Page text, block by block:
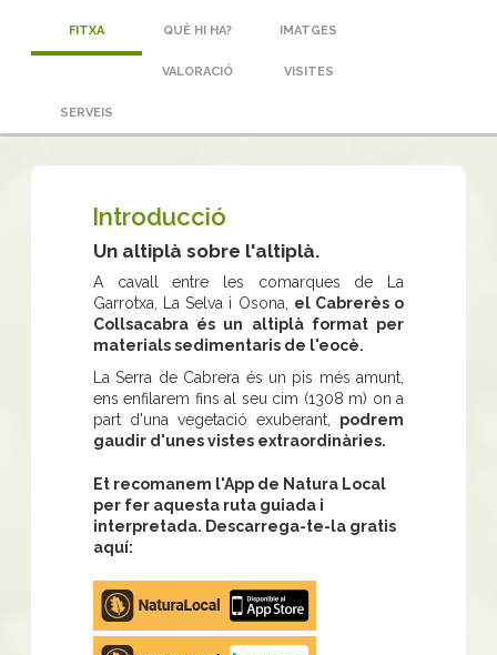
FITXA QUÈ HI HA? IMATGES
VALORACIÓ VISITES
SERVEIS
Introducció
Un altiplà sobre l'altiplà.
A cavall entre les comarques de La
Garrotxa, La Selva i Osona, el Cabrerès o
Collsacabra és un altiplà format per
materials sedimentaris de l'eocè.
La Serra de Cabrera és un pis més amunt,
ens enfilarem fins al seu cim (1308 m) on a
part d'una vegetació exuberant, podrem
gaudir d'unes vistes extraordinàries.
Et recomanem l'App de Natura Local
per fer aquesta ruta guiada i
interpretada. Descarrega-te-la gratis
aquí:
Apple
store
Google